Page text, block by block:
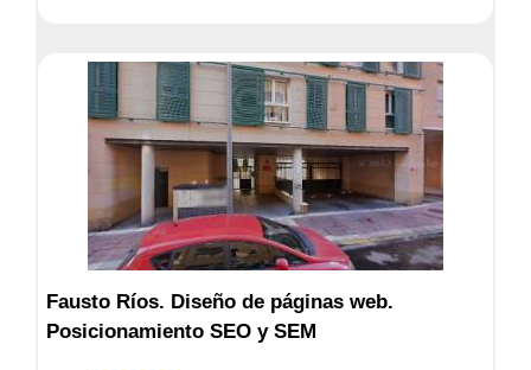
Fausto Ríos. Diseño de páginas web.
Posicionamiento SEO y SEM